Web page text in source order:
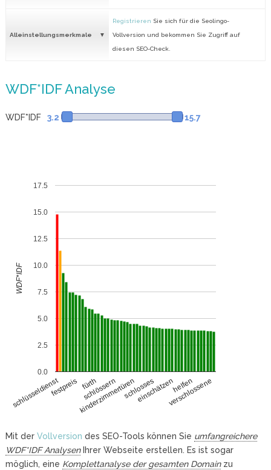
Alleinstellungsmerkmale
Registrieren Sie sich für die Seolingo-
Vollversion und bekommen Sie Zugriff auf
diesen SEO-Check.
WDF*IDF Analyse
WDF*IDF 3.2 15.7
schlüsseldienstfestpreis fürth
schlössern
kinderzimmertürenschlosses
einschätzenhelfen
verschlossene
0.0
2.5
5.0
7.5
10.0
12.5
15.0
17.5
WDF*IDF
Mit der Vollversion des SEO-Tools können Sie umfangreichere
WDF*IDF AnalysenIhrer Webseite erstellen. Es ist sogar
möglich, eine Komplettanalyse der gesamten Domainzu